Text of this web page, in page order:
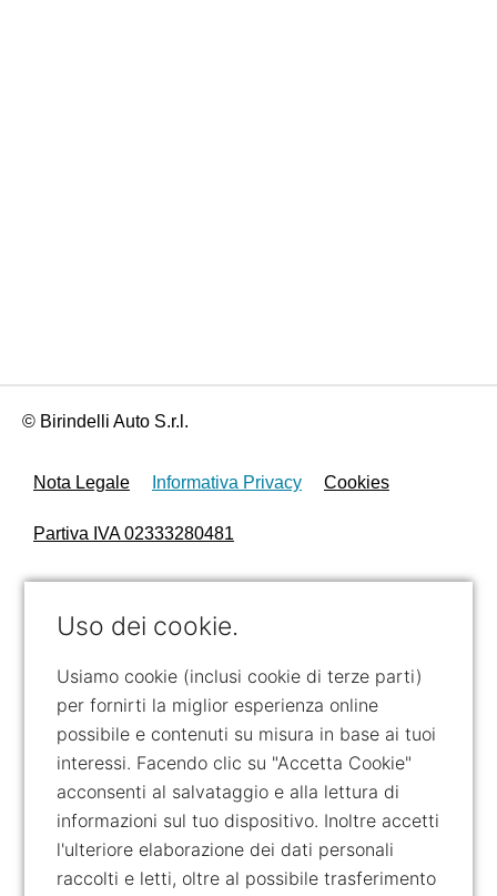
Uso dei cookie.
Usiamo cookie (inclusi cookie di terze parti)
per fornirti la miglior esperienza online
possibile e contenuti su misura in base ai tuoi
interessi. Facendo clic su "Accetta Cookie"
acconsenti al salvataggio e alla lettura di
informazioni sul tuo dispositivo. Inoltre accetti
l'ulteriore elaborazione dei dati personali
raccolti e letti, oltre al possibile trasferimento
© Birindelli Auto S.r.l.
Nota Legale Informativa Privacy Cookies
Partiva IVA 02333280481